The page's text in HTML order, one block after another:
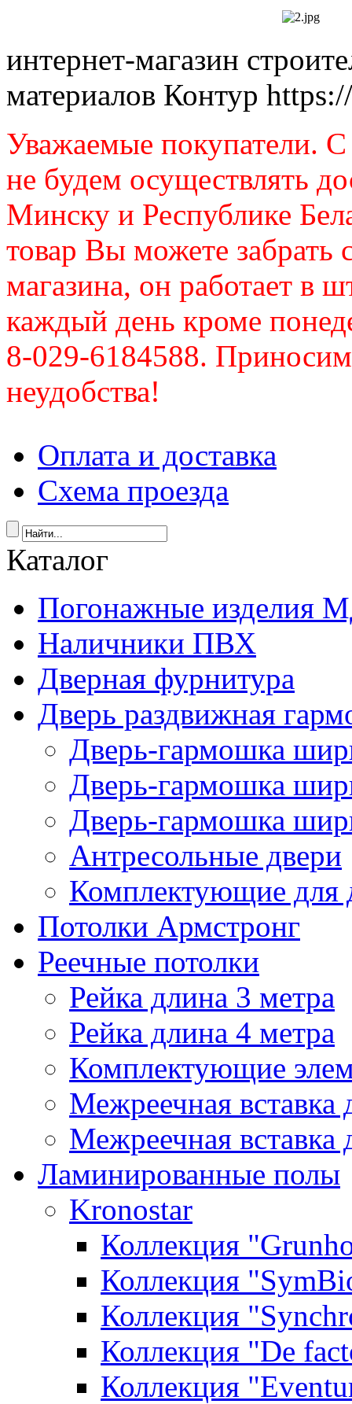
интернет-магазин
материалов Контур
Уважаемые покупатели.
не будем осуществлять
Минску и Республике
товар Вы можете забрать
магазина, он работает в
каждый день кроме
8-029-6184588. Приносим
неудобства!
Оплата и доставка
Схема проезда
Каталог
Погонажные изделия
Наличники ПВХ
Дверная фурнитура
Дверь раздвижная
Дверь-гармошка
Дверь-гармошка
Дверь-гармошка
Антресольные двери
Комплектующие для
Потолки Армстронг
Реечные потолки
Рейка длина 3 метра
Рейка длина 4 метра
Комплектующие
Межреечная вставка
Межреечная вставка
Ламинированные полы
Kronostar
Коллекция
Коллекция
Коллекция
Коллекция "De
Коллекция